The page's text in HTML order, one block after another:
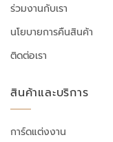
ร่วมงานกับเรา
นโยบายการคืนสินค้า
ติดต่อเรา
สินค้าและบริการ
การ์ดแต่งงาน